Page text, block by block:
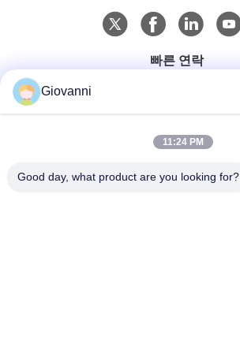
빠른 연락
Tel
+86-180-6120-9532
Giovanni
11:24 PM
Good day, what product are you looking for?